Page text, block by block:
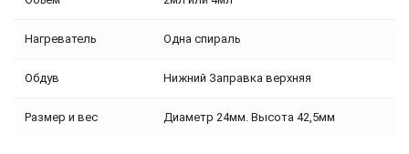
Нагреватель Одна спираль
Обдув Нижний Заправка верхняя
Размер и вес Диаметр 24мм. Высота 42,5мм